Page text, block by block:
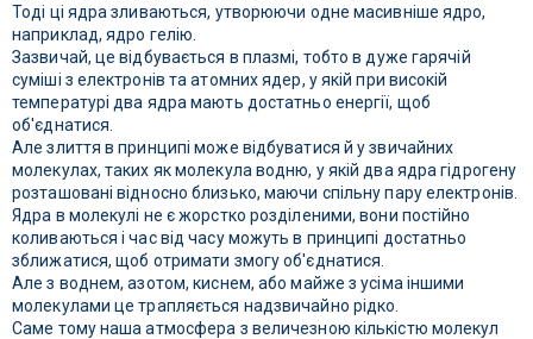
Тоді ці ядра зливаються, утворюючи одне масивніше ядро,
наприклад, ядро гелію.
Зазвичай, це відбувається в плазмі, тобто в дуже гарячій
суміші з електронів та атомних ядер, у якій при високій
температурі два ядра мають достатньо енергії, щоб
об'єднатися.
Але злиття в принципі може відбуватися й у звичайних
молекулах, таких як молекула водню, у якій два ядра гідрогену
розташовані відносно близько, маючи спільну пару електронів.
Ядра в молекулі не є жорстко розділеними, вони постійно
коливаються і час від часу можуть в принципі достатньо
зближатися, щоб отримати змогу об'єднатися.
Але з воднем, азотом, киснем, або майже з усіма іншими
молекулами це трапляється надзвичайно рідко.
Саме тому наша атмосфера з величезною кількістю молекул